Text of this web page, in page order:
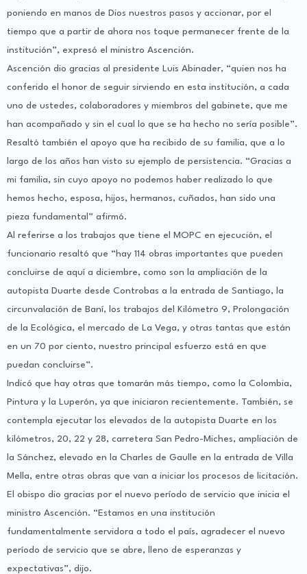
poniendo en manos de Dios nuestros pasos y accionar, por el
tiempo que a partir de ahora nos toque permanecer frente de la
institución”, expresó el ministro Ascención.
Ascención dio gracias al presidente Luis Abinader, “quien nos ha
conferido el honor de seguir sirviendo en esta institución, a cada
uno de ustedes, colaboradores y miembros del gabinete, que me
han acompañado y sin el cual lo que se ha hecho no sería posible”.
Resaltó también el apoyo que ha recibido de su familia, que a lo
largo de los años han visto su ejemplo de persistencia. “Gracias a
mi familia, sin cuyo apoyo no podemos haber realizado lo que
hemos hecho, esposa, hijos, hermanos, cuñados, han sido una
pieza fundamental” afirmó.
Al referirse a los trabajos que tiene el MOPC en ejecución, el
funcionario resaltó que “hay 114 obras importantes que pueden
concluirse de aquí a diciembre, como son la ampliación de la
autopista Duarte desde Controbas a la entrada de Santiago, la
circunvalación de Baní, los trabajos del Kilómetro 9, Prolongación
de la Ecológica, el mercado de La Vega, y otras tantas que están
en un 70 por ciento, nuestro principal esfuerzo está en que
puedan concluirse”.
Indicó que hay otras que tomarán más tiempo, como la Colombia,
Pintura y la Luperón, ya que iniciaron recientemente. También, se
contempla ejecutar los elevados de la autopista Duarte en los
kilómetros, 20, 22 y 28, carretera San Pedro-Miches, ampliación de
la Sánchez, elevado en la Charles de Gaulle en la entrada de Villa
Mella, entre otras obras que van a iniciar los procesos de licitación.
El obispo dio gracias por el nuevo período de servicio que inicia el
ministro Ascención. “Estamos en una institución
fundamentalmente servidora a todo el país, agradecer el nuevo
período de servicio que se abre, lleno de esperanzas y
expectativas”, dijo.